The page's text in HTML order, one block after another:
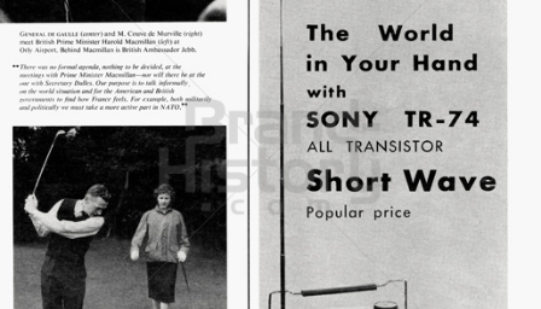
SONY Sony Austria GmbH 1958